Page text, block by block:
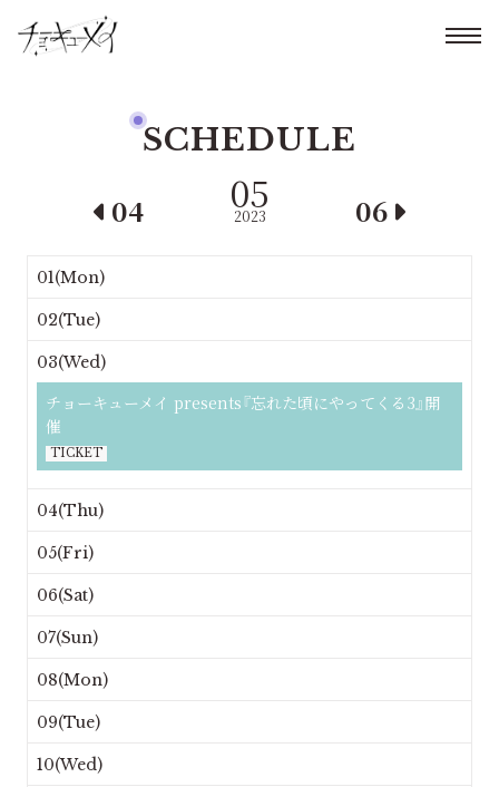
SCHEDULE
05
2023
04 06
01(Mon)
02(Tue)
03(Wed)
チョーキューメイ presents『忘れた頃にやってくる3』開
催
TICKET
04(Thu)
05(Fri)
06(Sat)
07(Sun)
08(Mon)
09(Tue)
10(Wed)